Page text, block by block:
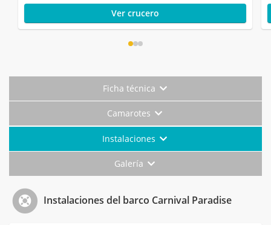
Ver crucero
Ficha técnica
Camarotes
Instalaciones
Galería
Instalaciones del barco Carnival Paradise